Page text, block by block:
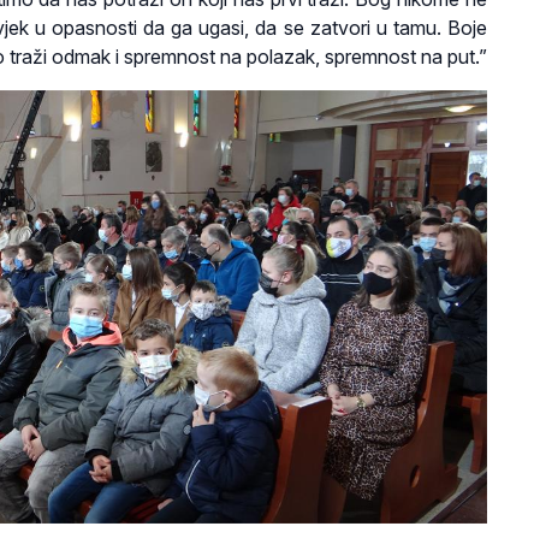
u opasnosti da ga ugasi, da se zatvori u tamu. Boje
odmak i spremnost na polazak, spremnost na put.”